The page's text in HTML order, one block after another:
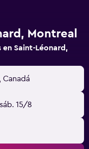
Montreal
Saint-Léonard,
Canadá
sáb. 15/8